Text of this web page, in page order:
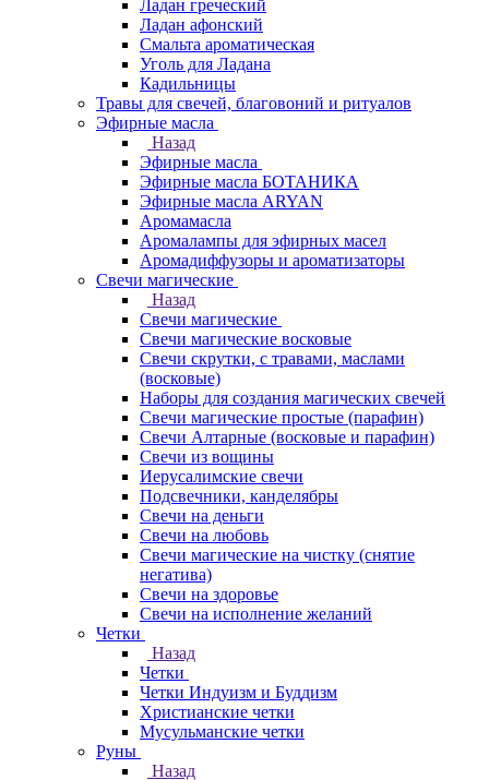
Ладан греческий
Ладан афонский
Смальта ароматическая
Уголь для Ладана
Кадильницы
Травы для свечей, благовоний и ритуалов
Эфирные масла
Назад
Эфирные масла
Эфирные масла БОТАНИКА
Эфирные масла ARYAN
Аромамасла
Аромалампы для эфирных масел
Аромадиффузоры и ароматизаторы
Свечи магические
Назад
Свечи магические
Свечи магические восковые
Свечи скрутки, с травами, маслами
(восковые)
Наборы для создания магических свечей
Свечи магические простые (парафин)
Свечи Алтарные (восковые и парафин)
Свечи из вощины
Иерусалимские свечи
Подсвечники, канделябры
Свечи на деньги
Свечи на любовь
Свечи магические на чистку (снятие
негатива)
Свечи на здоровье
Свечи на исполнение желаний
Четки
Назад
Четки
Четки Индуизм и Буддизм
Христианские четки
Мусульманские четки
Руны
Назад